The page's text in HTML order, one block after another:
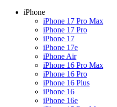
iPhone
iPhone 17 Pro Max
iPhone 17 Pro
iPhone 17
iPhone 17e
iPhone Air
iPhone 16 Pro Max
iPhone 16 Pro
iPhone 16 Plus
iPhone 16
iPhone 16e